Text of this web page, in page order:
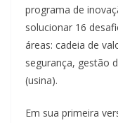
programa de
solucionar 16
áreas: cadeia de
segurança, gestão
(usina).
Em sua primeira